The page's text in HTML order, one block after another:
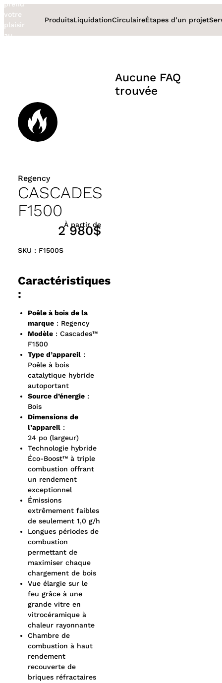
Aller
au
contenu
prend
votre
plaisir
au
ProduitsLiquidationCirculaireÉtapes d’un projet
Regency
CASCADES
F1500
À partir de
2 980$
SKU : F1500S
Caractéristiques
:
Poêle à bois de la
marque : Regency
Modèle : Cascades™
F1500
Type d’appareil :
Poêle à bois
catalytique hybride
autoportant
Source d’énergie :
Bois
Dimensions de
l’appareil :
24 po (largeur)
Technologie hybride
Éco-Boost™ à triple
combustion offrant
un rendement
exceptionnel
Émissions
extrêmement faibles
de seulement 1,0 g/h
Longues périodes de
combustion
permettant de
maximiser chaque
chargement de bois
Vue élargie sur le
feu grâce à une
grande vitre en
vitrocéramique à
chaleur rayonnante
Chambre de
combustion à haut
rendement
recouverte de
briques réfractaires
Aucune FAQ
trouvée